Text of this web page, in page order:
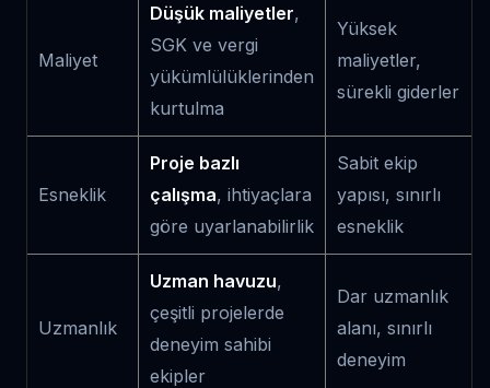
Maliyet
Düşük maliyetler,
SGK ve vergi
yükümlülüklerinden
kurtulma
Yüksek
maliyetler,
sürekli giderler
Esneklik
Proje bazlı
çalışma, ihtiyaçlara
göre uyarlanabilirlik
Sabit ekip
yapısı, sınırlı
esneklik
Uzmanlık
Uzman havuzu,
çeşitli projelerde
deneyim sahibi
ekipler
Dar uzmanlık
alanı, sınırlı
deneyim